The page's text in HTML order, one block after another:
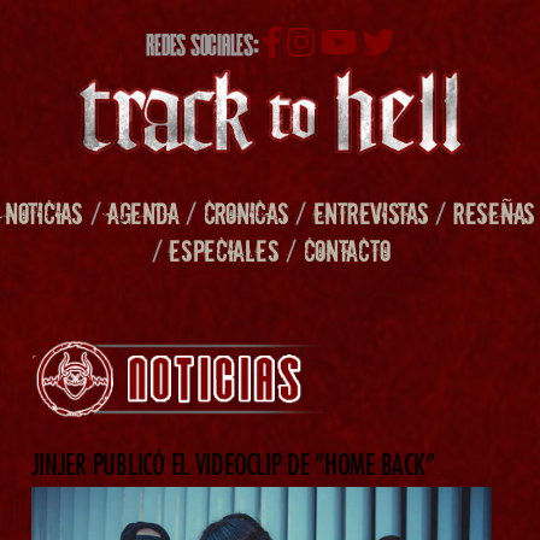
REDES SOCIALES:
NOTICIAS /AGENDA/ CRONICAS/ENTREVISTAS/RESEÑAS
/ESPECIALES/ CONTACTO
JINJER PUBLICÓ EL VIDEOCLIP DE ”HOME BACK”